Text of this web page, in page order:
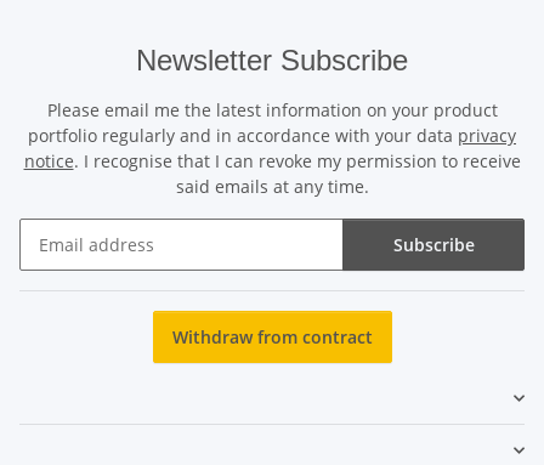
Newsletter Subscribe
Please email me the latest information on your product
portfolio regularly and in accordance with your data privacy
notice. I recognise that I can revoke my permission to receive
said emails at any time.
Subscribe
Withdraw from contract